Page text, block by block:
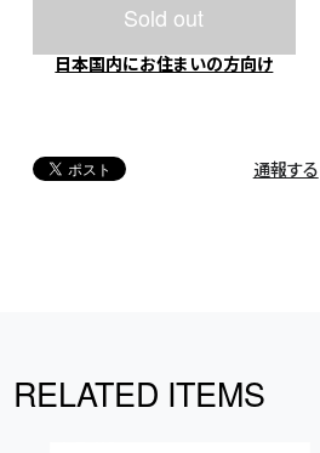
Sold out
日本国内にお住まいの方向け
通報する
RELATED ITEMS